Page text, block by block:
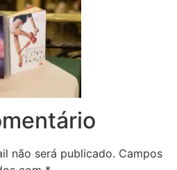
não será publicado. Campos